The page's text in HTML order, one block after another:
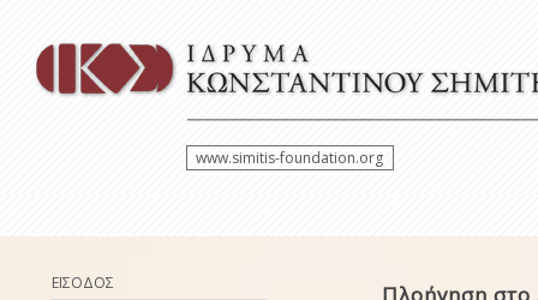
www.simitis-foundation.org
ΕΙΣΟΔΟΣ